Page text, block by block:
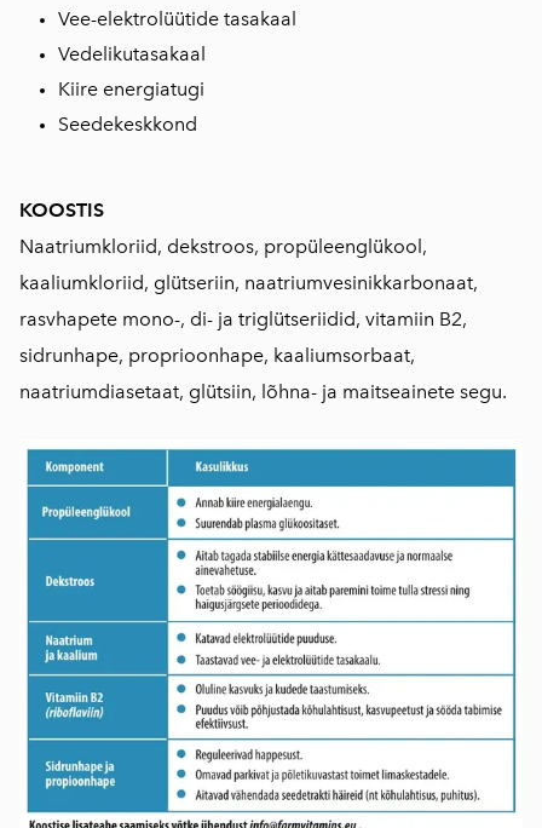
Vee-elektrolüütide tasakaal
Vedelikutasakaal
Kiire energiatugi
Seedekeskkond
KOOSTIS
Naatriumkloriid, dekstroos, propüleenglükool,
kaaliumkloriid, glütseriin, naatriumvesinikkarbonaat,
rasvhapete mono-, di- ja triglütseriidid, vitamiin B2,
sidrunhape, proprioonhape, kaaliumsorbaat,
naatriumdiasetaat, glütsiin, lõhna- ja maitseainete segu.